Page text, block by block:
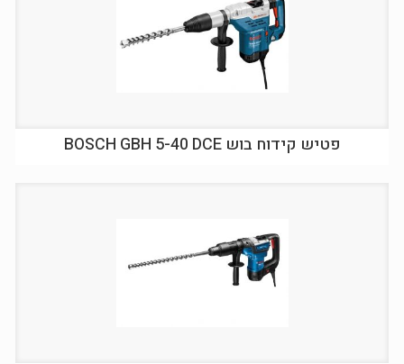
פטיש קידוח בוש BOSCH GBH 5-40 DCE